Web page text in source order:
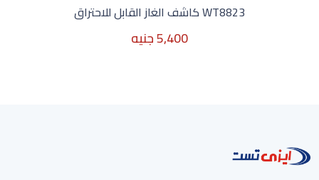
WT8823 كاشف الغاز القابل للاحتراق
5,400 جنيه